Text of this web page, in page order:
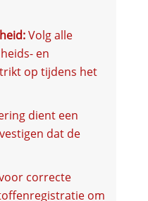
Volg alle
en
op tijdens het
dient een
dat de
correcte
om